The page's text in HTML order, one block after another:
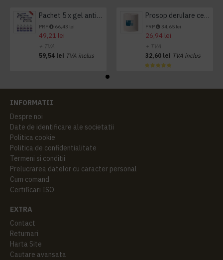
Pachet 5 x gel antibacterian 50ml si 3 x Servetele antibacteriene 48 buc Hygienium
PRP 66,43 lei
49,21 lei
+ TVA
59,54 lei TVA inclus
Prosop derulare centrala 1 pliu, 300 m Tork
PRP 34,65 lei
26,94 lei
+ TVA
32,60 lei TVA inclus
INFORMATII
Despre noi
Date de identificare ale societatii
Politica cookie
Politica de confidentialitate
Termeni si conditii
Prelucrarea datelor cu caracter personal
Cum comand
Certificari ISO
EXTRA
Contact
Returnari
Harta Site
Cautare avansata